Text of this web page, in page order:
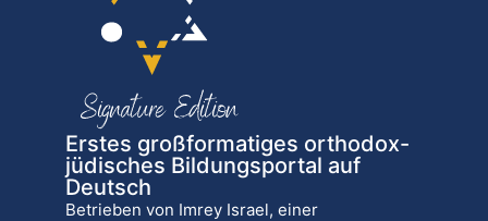
Erstes großformatiges orthodox-
jüdisches Bildungsportal auf
Deutsch
Betrieben von Imrey Israel, einer